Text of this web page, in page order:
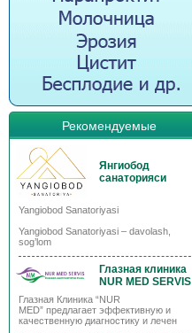
Рекомендуемые
Янгиобод
санаторияси
Yangiobod Sanatoriyasi
Yangiobod Sanatoriyasi – davolash,
sog’lom
Глазная клиника
NUR MED SERVIS
Глазная Клиника “NUR
MED” предлагает эффективную и
качественную диагностику и лечен